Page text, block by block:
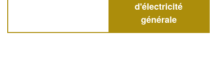
d'électricité
générale